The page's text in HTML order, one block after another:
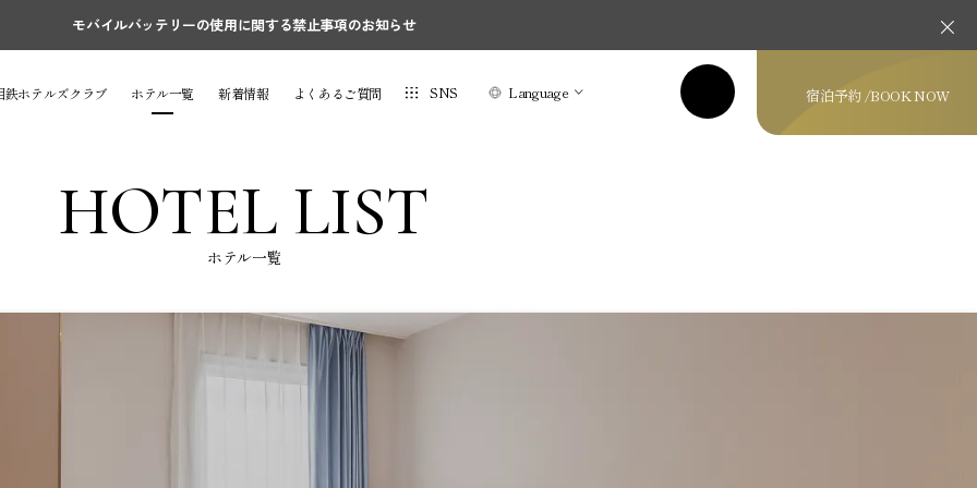
モバイルバッテリーの使用に関する禁止事項のお知らせ
鉄ホテルズクラブ ホテル一覧 新着情報 よくあるご質問 SNS Language 宿泊予約 /BOOK NOW
HOTEL LIST
ホテル一覧